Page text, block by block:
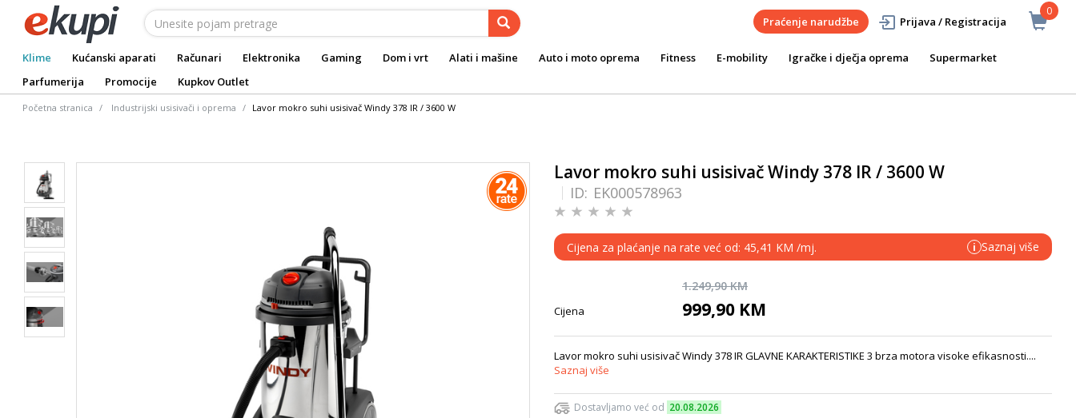
0
Praćenje narudžbe Prijava / Registracija
Klime Kućanski aparati Računari Elektronika Gaming Dom i vrt Alati i mašine Auto i moto oprema Fitness E-mobility Igračke i dječja oprema
Supermarket
Parfumerija
Promocije Kupkov Outlet
Početna stranica Industrijski usisivači i oprema Lavor mokro suhi usisivač Windy 378 IR / 3600 W
Lavor mokro suhi usisivač Windy 378 IR / 3600 W
ID: EK000578963
Cijena za plaćanje na rate već od: 45,41 KM /mj. i Saznaj više
1.249,90 KM
Cijena 999,90 KM
Lavor mokro suhi usisivač Windy 378 IR GLAVNE KARAKTERISTIKE 3 brza motora visoke efikasnosti....
Saznaj više
Dostavljamo već od 20.08.2026